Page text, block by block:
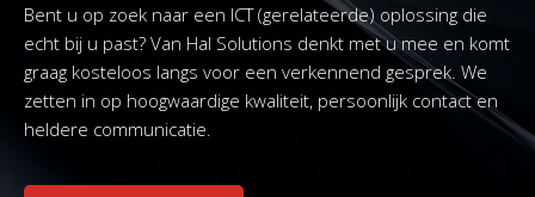
Bent u op zoek naar een ICT (gerelateerde) oplossing die
echt bij u past? Van Hal Solutions denkt met u mee en komt
graag kosteloos langs voor een verkennend gesprek. We
zetten in op hoogwaardige kwaliteit, persoonlijk contact en
heldere communicatie.